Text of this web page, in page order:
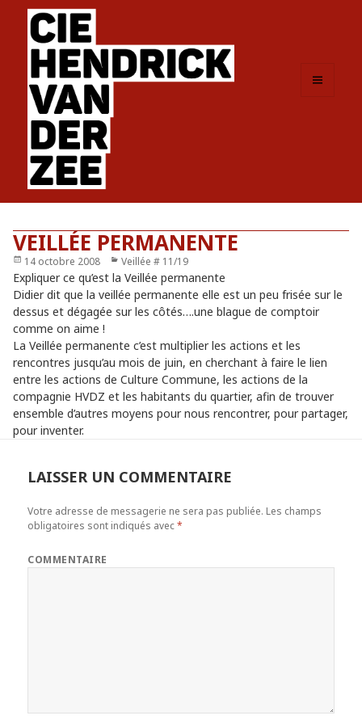
VEILLÉE PERMANENTE
Publié
le
14 octobre 2008 Catégories
Veillée # 11/19
Expliquer ce qu’est la Veillée permanente
Didier dit que la veillée permanente elle est un peu frisée sur le
dessus et dégagée sur les côtés….une blague de comptoir
comme on aime !
La Veillée permanente c’est multiplier les actions et les
rencontres jusqu’au mois de juin, en cherchant à faire le lien
entre les actions de Culture Commune, les actions de la
compagnie HVDZ et les habitants du quartier, afin de trouver
ensemble d’autres moyens pour nous rencontrer, pour partager,
pour inventer.
LAISSER UN COMMENTAIRE
Votre adresse de messagerie ne sera pas publiée. Les champs
obligatoires sont indiqués avec*
COMMENTAIRE